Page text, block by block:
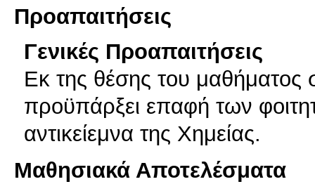
Προαπαιτήσεις
Γενικές Προαπαιτήσεις
Εκ της θέσης του
προϋπάρξει επαφή των
αντικείεμνα της Χημείας.
Μαθησιακά Αποτελέσματα